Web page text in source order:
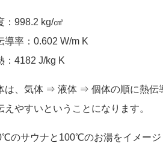
：998.2 kg/㎤
導率：0.602 W/m K
：4182 J/kg K
は、気体 ⇒ 液体 ⇒ 個体の順に熱伝
えやすいということになります。
のサウナと100℃のお湯をイメージ